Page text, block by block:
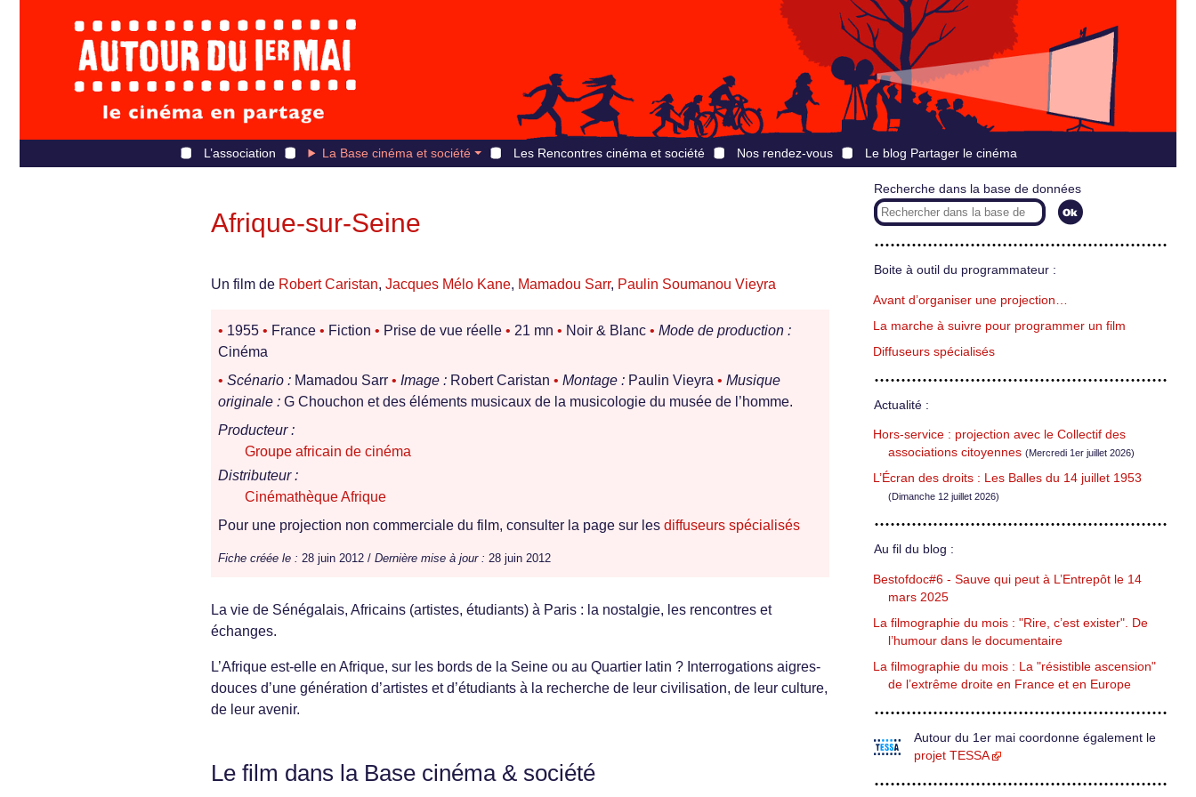
L’association La Base cinéma et société Les Rencontres cinéma et société Nos rendez-vous Le blog Partager le cinéma
Afrique-sur-Seine
Un film de Robert Caristan, Jacques Mélo Kane, Mamadou Sarr, Paulin Soumanou Vieyra
• 1955 • France • Fiction • Prise de vue réelle • 21 mn • Noir & Blanc • Mode de production :
Cinéma
• Scénario : Mamadou Sarr • Image : Robert Caristan • Montage : Paulin Vieyra • Musique
originale : G Chouchon et des éléments musicaux de la musicologie du musée de l’homme.
Producteur :
Groupe africain de cinéma
Distributeur :
Cinémathèque Afrique
Pour une projection non commerciale du film, consulter la page sur les diffuseurs spécialisés
Fiche créée le : 28 juin 2012 / Dernière mise à jour : 28 juin 2012
La vie de Sénégalais, Africains (artistes, étudiants) à Paris : la nostalgie, les rencontres et
échanges.
L’Afrique est-elle en Afrique, sur les bords de la Seine ou au Quartier latin ? Interrogations aigres-
douces d’une génération d’artistes et d’étudiants à la recherche de leur civilisation, de leur culture,
de leur avenir.
Le film dans la Base cinéma & société
Recherche dans la base de données
Boite à outil du programmateur :
Avant d’organiser une projection…
La marche à suivre pour programmer un film
Diffuseurs spécialisés
Actualité :
Hors-service : projection avec le Collectif des
associations citoyennes (Mercredi 1er juillet 2026)
L’Écran des droits : Les Balles du 14 juillet 1953
(Dimanche 12 juillet 2026)
Au fil du blog :
Bestofdoc#6 - Sauve qui peut à L’Entrepôt le 14
mars 2025
La filmographie du mois : "Rire, c’est exister". De
l’humour dans le documentaire
La filmographie du mois : La "résistible ascension"
de l’extrême droite en France et en Europe
Autour du 1er mai coordonne également le
projet TESSA